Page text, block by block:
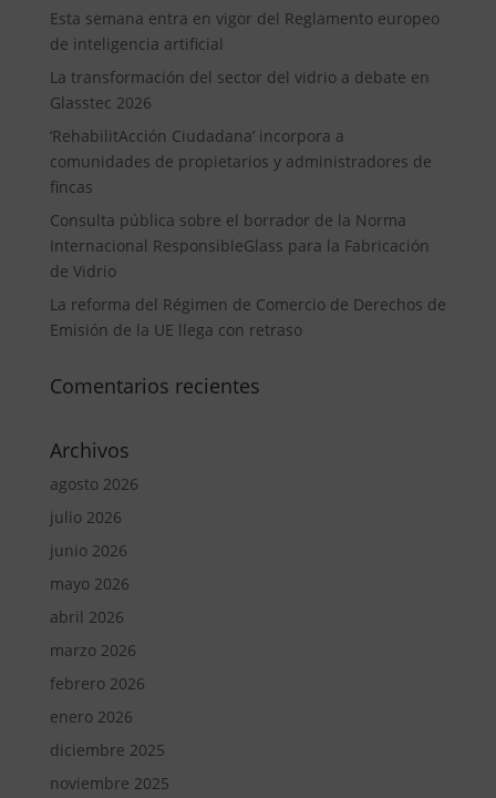
Esta semana entra en vigor del Reglamento europeo
de inteligencia artificial
La transformación del sector del vidrio a debate en
Glasstec 2026
‘RehabilitAcción Ciudadana’ incorpora a
comunidades de propietarios y administradores de
fincas
Consulta pública sobre el borrador de la Norma
Internacional ResponsibleGlass para la Fabricación
de Vidrio
La reforma del Régimen de Comercio de Derechos de
Emisión de la UE llega con retraso
Comentarios recientes
Archivos
agosto 2026
julio 2026
junio 2026
mayo 2026
abril 2026
marzo 2026
febrero 2026
enero 2026
diciembre 2025
noviembre 2025